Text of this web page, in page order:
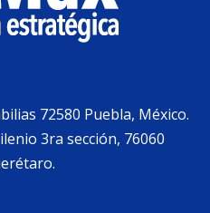
72580 Puebla, México.
3ra sección, 76060